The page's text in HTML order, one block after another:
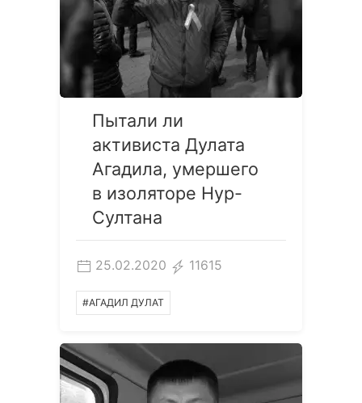
Пытали ли
активиста Дулата
Агадила, умершего
в изоляторе Нур-
Султана
25.02.2020 11615
#АГАДИЛ ДУЛАТ